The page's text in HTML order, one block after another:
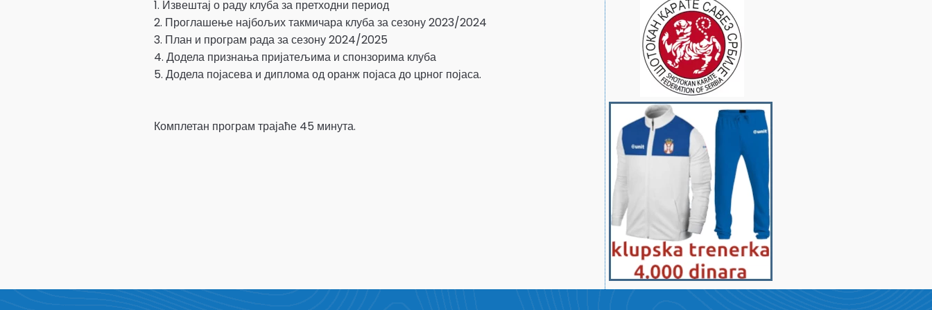
1. Извештај о раду клуба за претходни период
2. Проглашење најбољих такмичара клуба за сезону 2023/2024
3. План и програм рада за сезону 2024/2025
4. Додела признања пријатељима и спонзорима клуба
5. Додела појасева и диплома од оранж појаса до црног појаса.
Комплетан програм трајаће 45 минута.